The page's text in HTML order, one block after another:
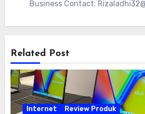
Business Contact:
Related Post
Internet Review Produk